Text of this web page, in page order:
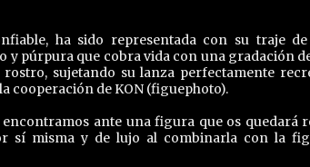
ha sido representada con su traje
y púrpura que cobra vida con una gradación
sujetando su lanza perfectamente
cooperación de KON (figuephoto).
ante una figura que os quedará
sí misma y de lujo al combinarla con la